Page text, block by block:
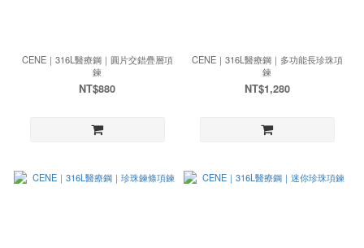
CENE｜316L醫療鋼｜圓片交錯疊層項
鍊
NT$880
CENE｜316L醫療鋼｜多功能長珍珠項
鍊
NT$1,280